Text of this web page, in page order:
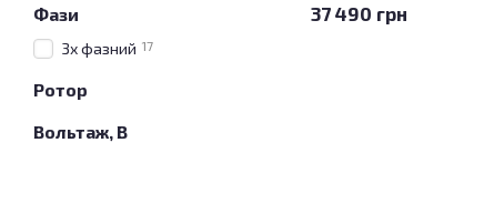
37 490 грн
Фази
3х фазний 17
Ротор
Вольтаж, В